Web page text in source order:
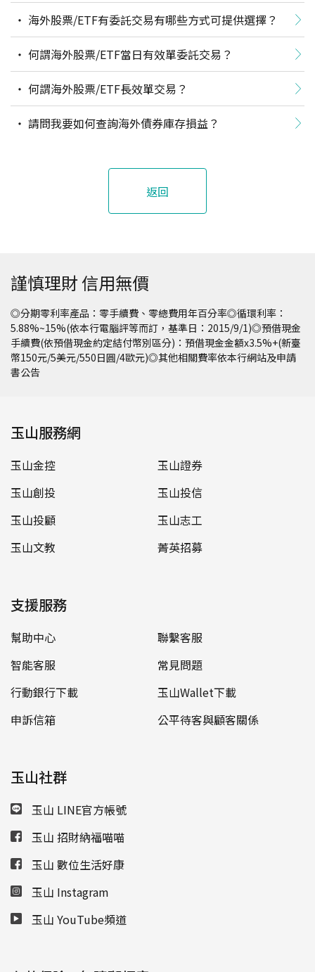
海外股票/ETF有委託交易有哪些方式可提供選擇？
何謂海外股票/ETF當日有效單委託交易？
何謂海外股票/ETF長效單交易？
請問我要如何查詢海外債券庫存損益？
返回
謹慎理財 信用無價
◎分期零利率產品：零手續費、零總費用年百分率◎循環利率：
5.88%~15%(依本行電腦評等而訂，基準日：2015/9/1)◎預借現金
手續費(依預借現金約定結付幣別區分)：預借現金金額x3.5%+(新臺
幣150元/5美元/550日圓/4歐元)◎其他相關費率依本行網站及申請
書公告
玉山服務網
玉山金控
玉山證券
玉山創投
玉山投信
玉山投顧
玉山志工
玉山文教
菁英招募
支援服務
幫助中心
聯繫客服
智能客服
常見問題
行動銀行下載
玉山Wallet下載
申訴信箱
公平待客與顧客關係
玉山社群
玉山 LINE官方帳號
玉山 招財納福喵喵
玉山 數位生活好康
玉山 Instagram
玉山 YouTube頻道